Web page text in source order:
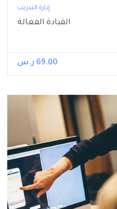
إدارة التدريب
القيادة الفعالة
69.00 ر.س